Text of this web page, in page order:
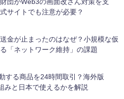
サイトでも注意が必要？
金が止まったのはなぜ？小規模な仮
「ネットワーク維持」の課題
する商品を24時間取引？海外版
みと日本で使えるかを解説